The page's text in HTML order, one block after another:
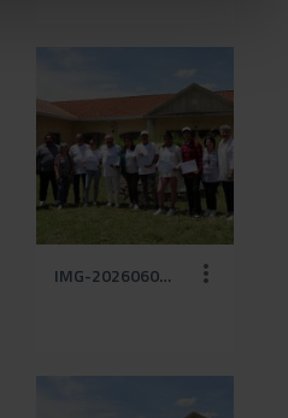
IMG-20260601-WA0038 (4).jpg